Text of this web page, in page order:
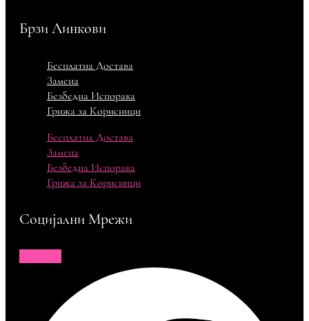
Брзи Линкови
Бесплатна Достава
Замена
Безбедна Испорака
Грижа за Корисници
Бесплатна Достава
Замена
Безбедна Испорака
Грижа за Корисници
Социјални Мрежи